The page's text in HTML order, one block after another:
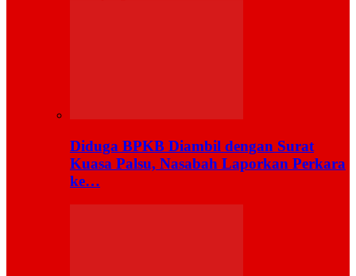
Diduga BPKB Diambil dengan Surat
Kuasa Palsu, Nasabah Laporkan Perkara
ke…